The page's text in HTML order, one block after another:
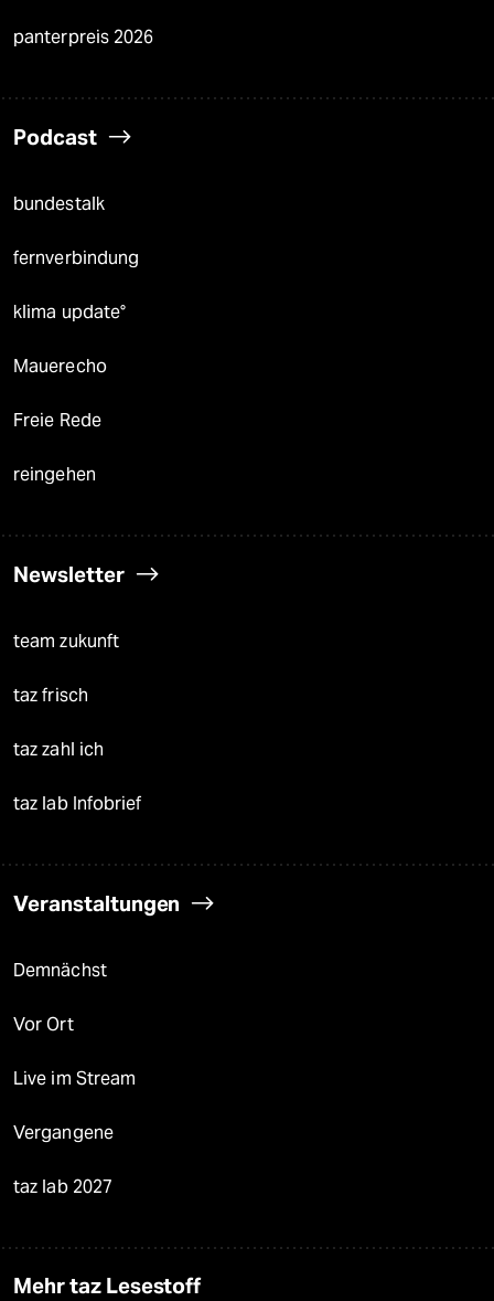
panterpreis 2026
Podcast
bundestalk
fernverbindung
klima update°
Mauerecho
Freie Rede
reingehen
Newsletter
team zukunft
taz frisch
taz zahl ich
taz lab Infobrief
Veranstaltungen
Demnächst
Vor Ort
Live im Stream
Vergangene
taz lab 2027
Mehr taz Lesestoff